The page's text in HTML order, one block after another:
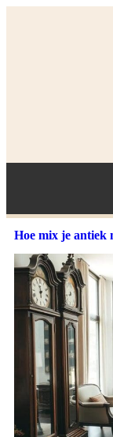
Hoe mix je antiek